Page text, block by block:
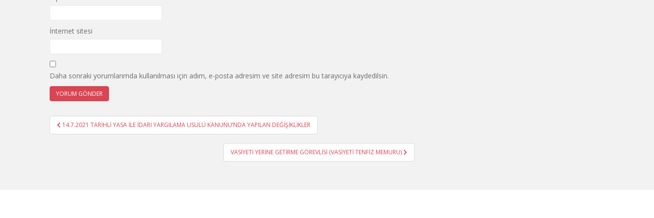
İnternet sitesi
Daha sonraki yorumlarımda kullanılması için adım, e-posta adresim ve site adresim bu tarayıcıya kaydedilsin.
Yazı
gezinmesi
14.7.2021 TARİHLİ YASA İLE İDARİ YARGILAMA USULÜ KANUNU’NDA YAPILAN DEĞİŞİKLİKLER
VASİYETİ YERİNE GETİRME GÖREVLİSİ (VASİYETİ TENFİZ MEMURU)